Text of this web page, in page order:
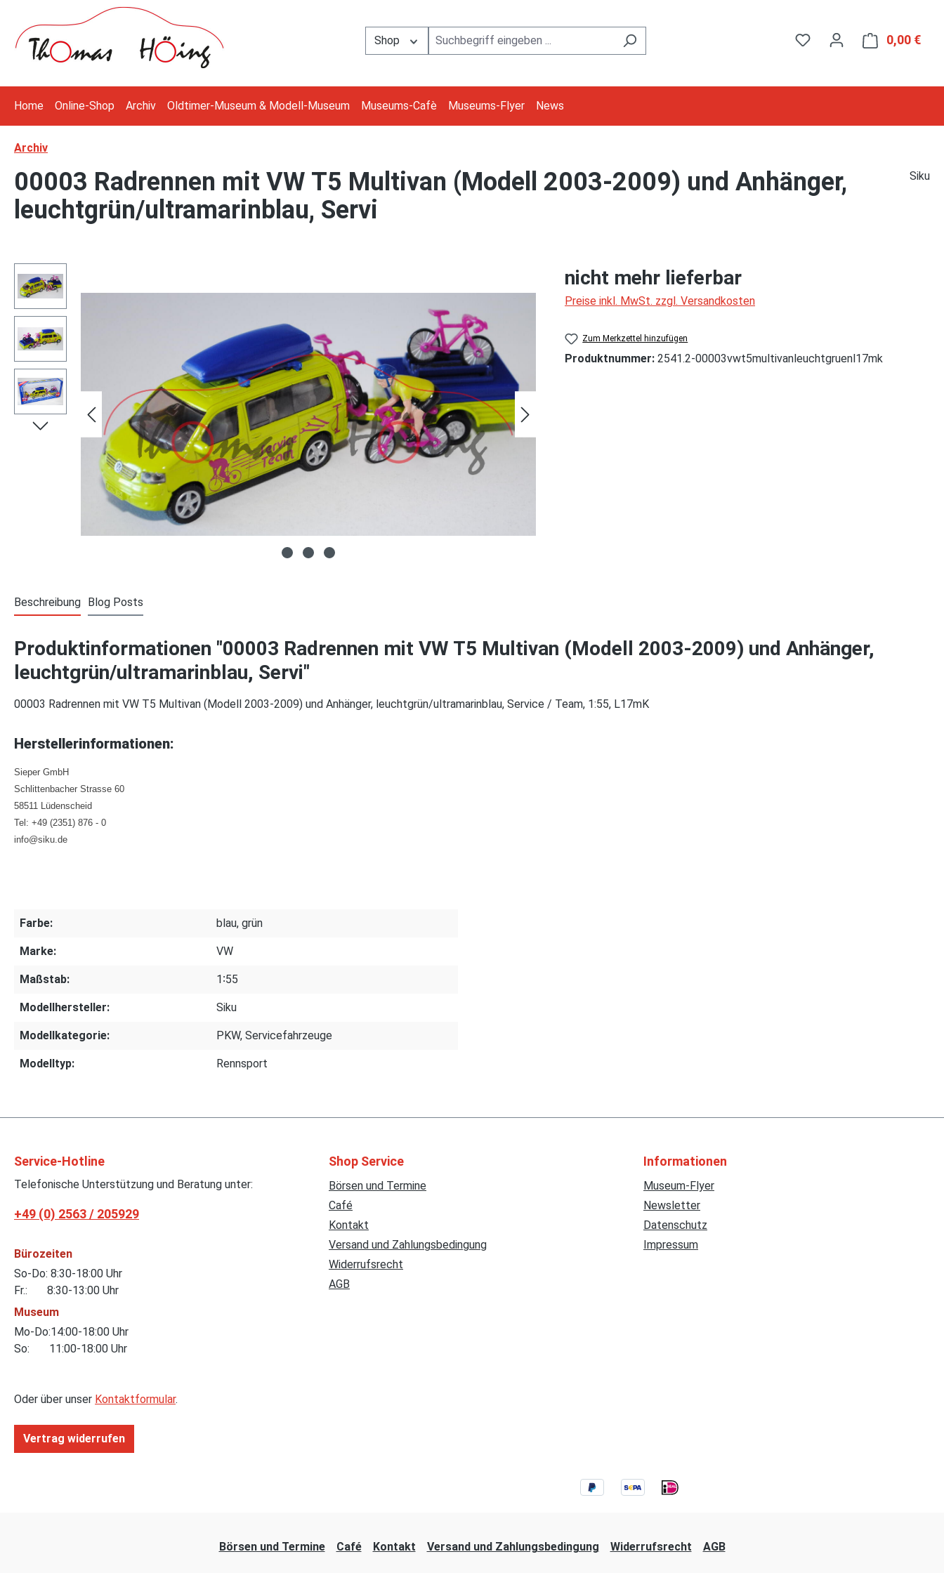
Hauptinhalt springen
Zur Suche springen
Zur Hauptnavigation springen
Shop
0,00 €
Home Online-Shop Archiv Oldtimer-Museum & Modell-Museum Museums-Cafè Museums-Flyer News
Archiv
00003 Radrennen mit VW T5 Multivan (Modell 2003-2009) und Anhänger,
leuchtgrün/ultramarinblau, Servi
Siku
Bildergalerie überspringen nicht mehr lieferbar
Preise inkl. MwSt. zzgl. Versandkosten
Zum Merkzettel hinzufügen
Produktnummer: 2541.2-00003vwt5multivanleuchtgruenl17mk
Beschreibung Blog Posts
Produktinformationen "00003 Radrennen mit VW T5 Multivan (Modell 2003-2009) und Anhänger,
leuchtgrün/ultramarinblau, Servi"
00003 Radrennen mit VW T5 Multivan (Modell 2003-2009) und Anhänger, leuchtgrün/ultramarinblau, Service / Team, 1:55, L17mK
Herstellerinformationen:
Sieper GmbH
Schlittenbacher Strasse 60
58511 Lüdenscheid
Tel: +49 (2351) 876 - 0
info@siku.de
Farbe: blau, grün
Marke: VW
Maßstab: 1∶55
Modellhersteller: Siku
Modellkategorie: PKW, Servicefahrzeuge
Modelltyp: Rennsport
Service-Hotline
Telefonische Unterstützung und Beratung unter:
+49 (0) 2563 / 205929
Bürozeiten
So-Do: 8:30-18:00 Uhr
Fr.: 8:30-13:00 Uhr
Museum
Mo-Do:14:00-18:00 Uhr
So: 11:00-18:00 Uhr
Oder über unser Kontaktformular.
Vertrag widerrufen
Shop Service
Börsen und Termine
Café
Kontakt
Versand und Zahlungsbedingung
Widerrufsrecht
AGB
Informationen
Museum-Flyer
Newsletter
Datenschutz
Impressum
Börsen und Termine Café Kontakt Versand und Zahlungsbedingung Widerrufsrecht AGB